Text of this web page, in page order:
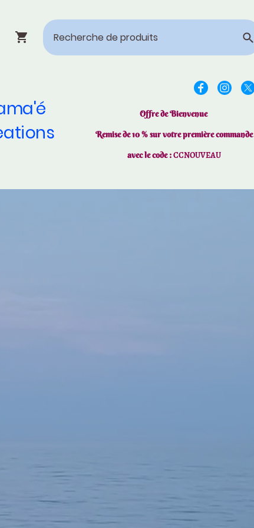
Offre de Bienvenue
Remise de 10 % sur votre première commande
avec le code :CCNOUVEAU